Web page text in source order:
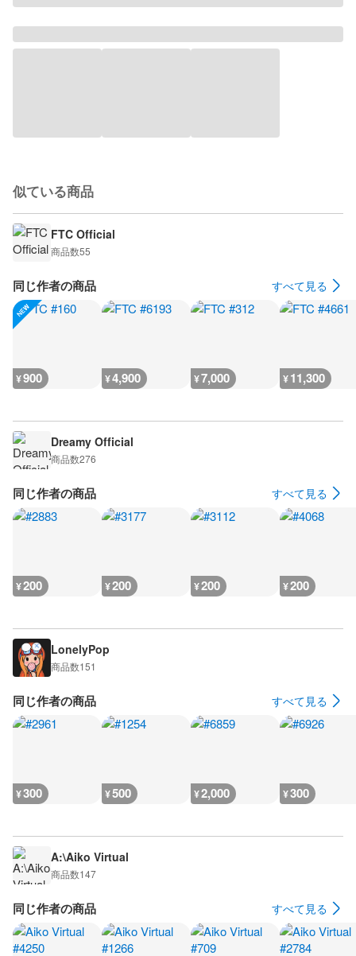
似ている商品
FTC Official
商品数55
同じ作者の商品 すべて見る
¥900 ¥4,900 ¥7,000 ¥11,300
Dreamy Official
商品数276
同じ作者の商品 すべて見る
¥200 ¥200 ¥200 ¥200
LonelyPop
商品数151
同じ作者の商品 すべて見る
¥300 ¥500 ¥2,000 ¥300
A:\Aiko Virtual
商品数147
同じ作者の商品 すべて見る